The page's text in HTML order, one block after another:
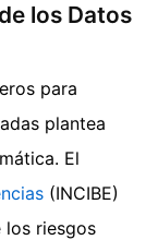
los Datos
para
plantea
El
(INCIBE)
los riesgos